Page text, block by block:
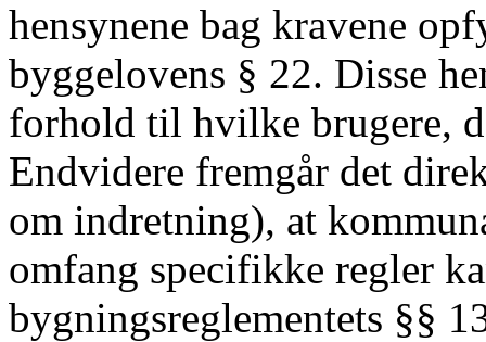
hensynene bag kravene
byggelovens § 22. Disse
forhold til hvilke brugere,
Endvidere fremgår det
om indretning), at
omfang specifikke regler
bygningsreglementets §§